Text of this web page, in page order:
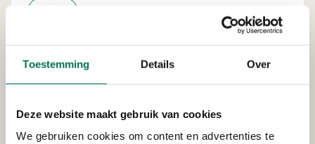
Toestemming Details Over
Deze website maakt gebruik van cookies
We gebruiken cookies om content en advertenties te
Waterschap Rivierenland
Boezemkade 2, 2975 CZ Ottoland